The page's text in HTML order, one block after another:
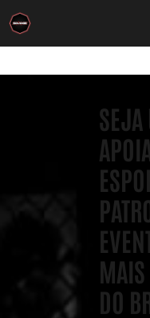
MAIS
DO